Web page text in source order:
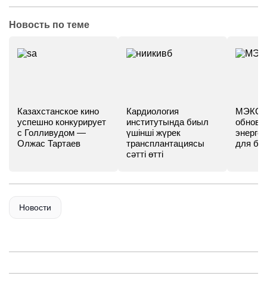
Новость по теме
Казахстанское кино
успешно конкурирует
с Голливудом —
Олжас Тартаев
Кардиология
институтында биыл
үшінші жүрек
трансплантациясы
сәтті өтті
МЭКС -
для
Новости